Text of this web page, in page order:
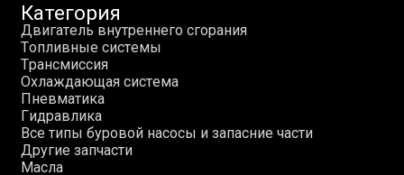
Категория
Двигатель внутреннего сгорания
Топливные системы
Трансмиссия
Охлаждающая система
Пневматика
Гидравлика
Все типы буровой насосы и запасние части
Другие запчасти
Масла